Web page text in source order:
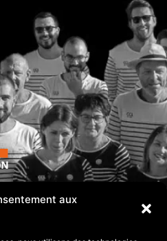
aux
Hubert Reeves 35370